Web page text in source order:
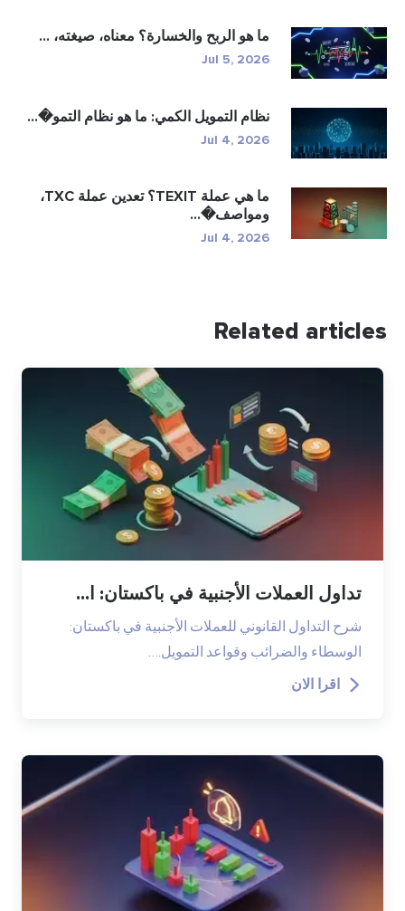
ما هو الربح والخسارة؟ معناه، صيغته، ...
Jul 5, 2026
نظام التمويل الكمي: ما هو نظام التمو�...
Jul 4, 2026
ما هي عملة TEXIT؟ تعدين عملة TXC،
ومواصف�...
Jul 4, 2026
Related articles
تداول العملات الأجنبية في باكستان: ا...
شرح التداول القانوني للعملات الأجنبية في باكستان:
الوسطاء والضرائب وقواعد التمويل.…
اقرا الان